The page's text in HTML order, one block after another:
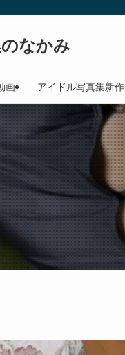
なかみ
画 アイドル写真集新作